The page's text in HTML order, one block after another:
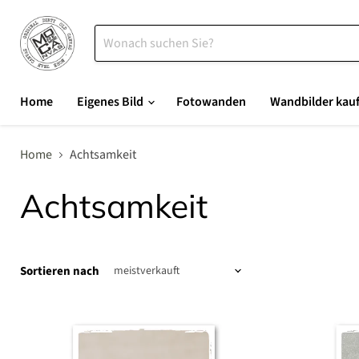
Home Eigenes Bild Fotowanden Wandbilder
Home Achtsamkeit
Achtsamkeit
Sortieren nach